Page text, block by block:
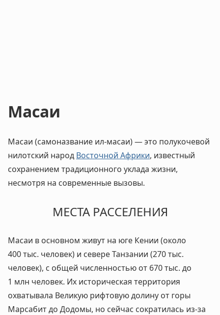
Масаи
Масаи (самоназвание ил-масаи) — это полукочевой
нилотский народ Восточной Африки, известный
сохранением традиционного уклада жизни,
несмотря на современные вызовы.
МЕСТА РАССЕЛЕНИЯ
Масаи в основном живут на юге Кении (около
400 тыс. человек) и севере Танзании (270 тыс.
человек), с общей численностью от 670 тыс. до
1 млн человек. Их историческая территория
охватывала Великую рифтовую долину от горы
Марсабит до Додомы, но сейчас сократилась из-за